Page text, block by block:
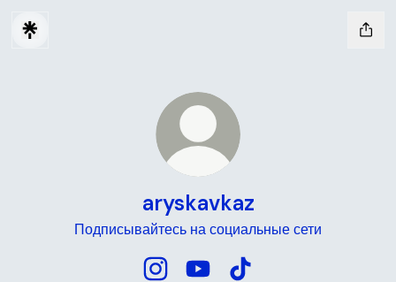
aryskavkaz
Подписывайтесь на социальные сети